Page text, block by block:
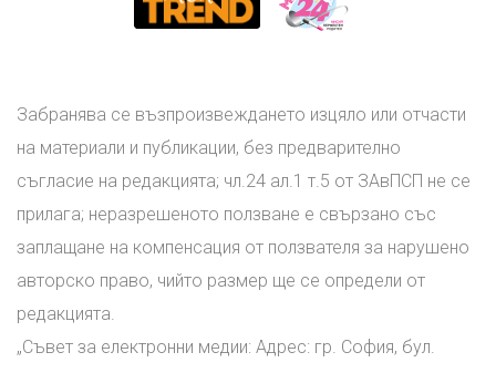
Забранява се възпроизвеждането изцяло или отчасти
на материали и публикации, без предварително
съгласие на редакцията; чл.24 ал.1 т.5 от ЗАвПСП не се
прилага; неразрешеното ползване е свързано със
заплащане на компенсация от ползвателя за нарушено
авторско право, чийто размер ще се определи от
редакцията.
„Съвет за електронни медии: Адрес: гр. София, бул.